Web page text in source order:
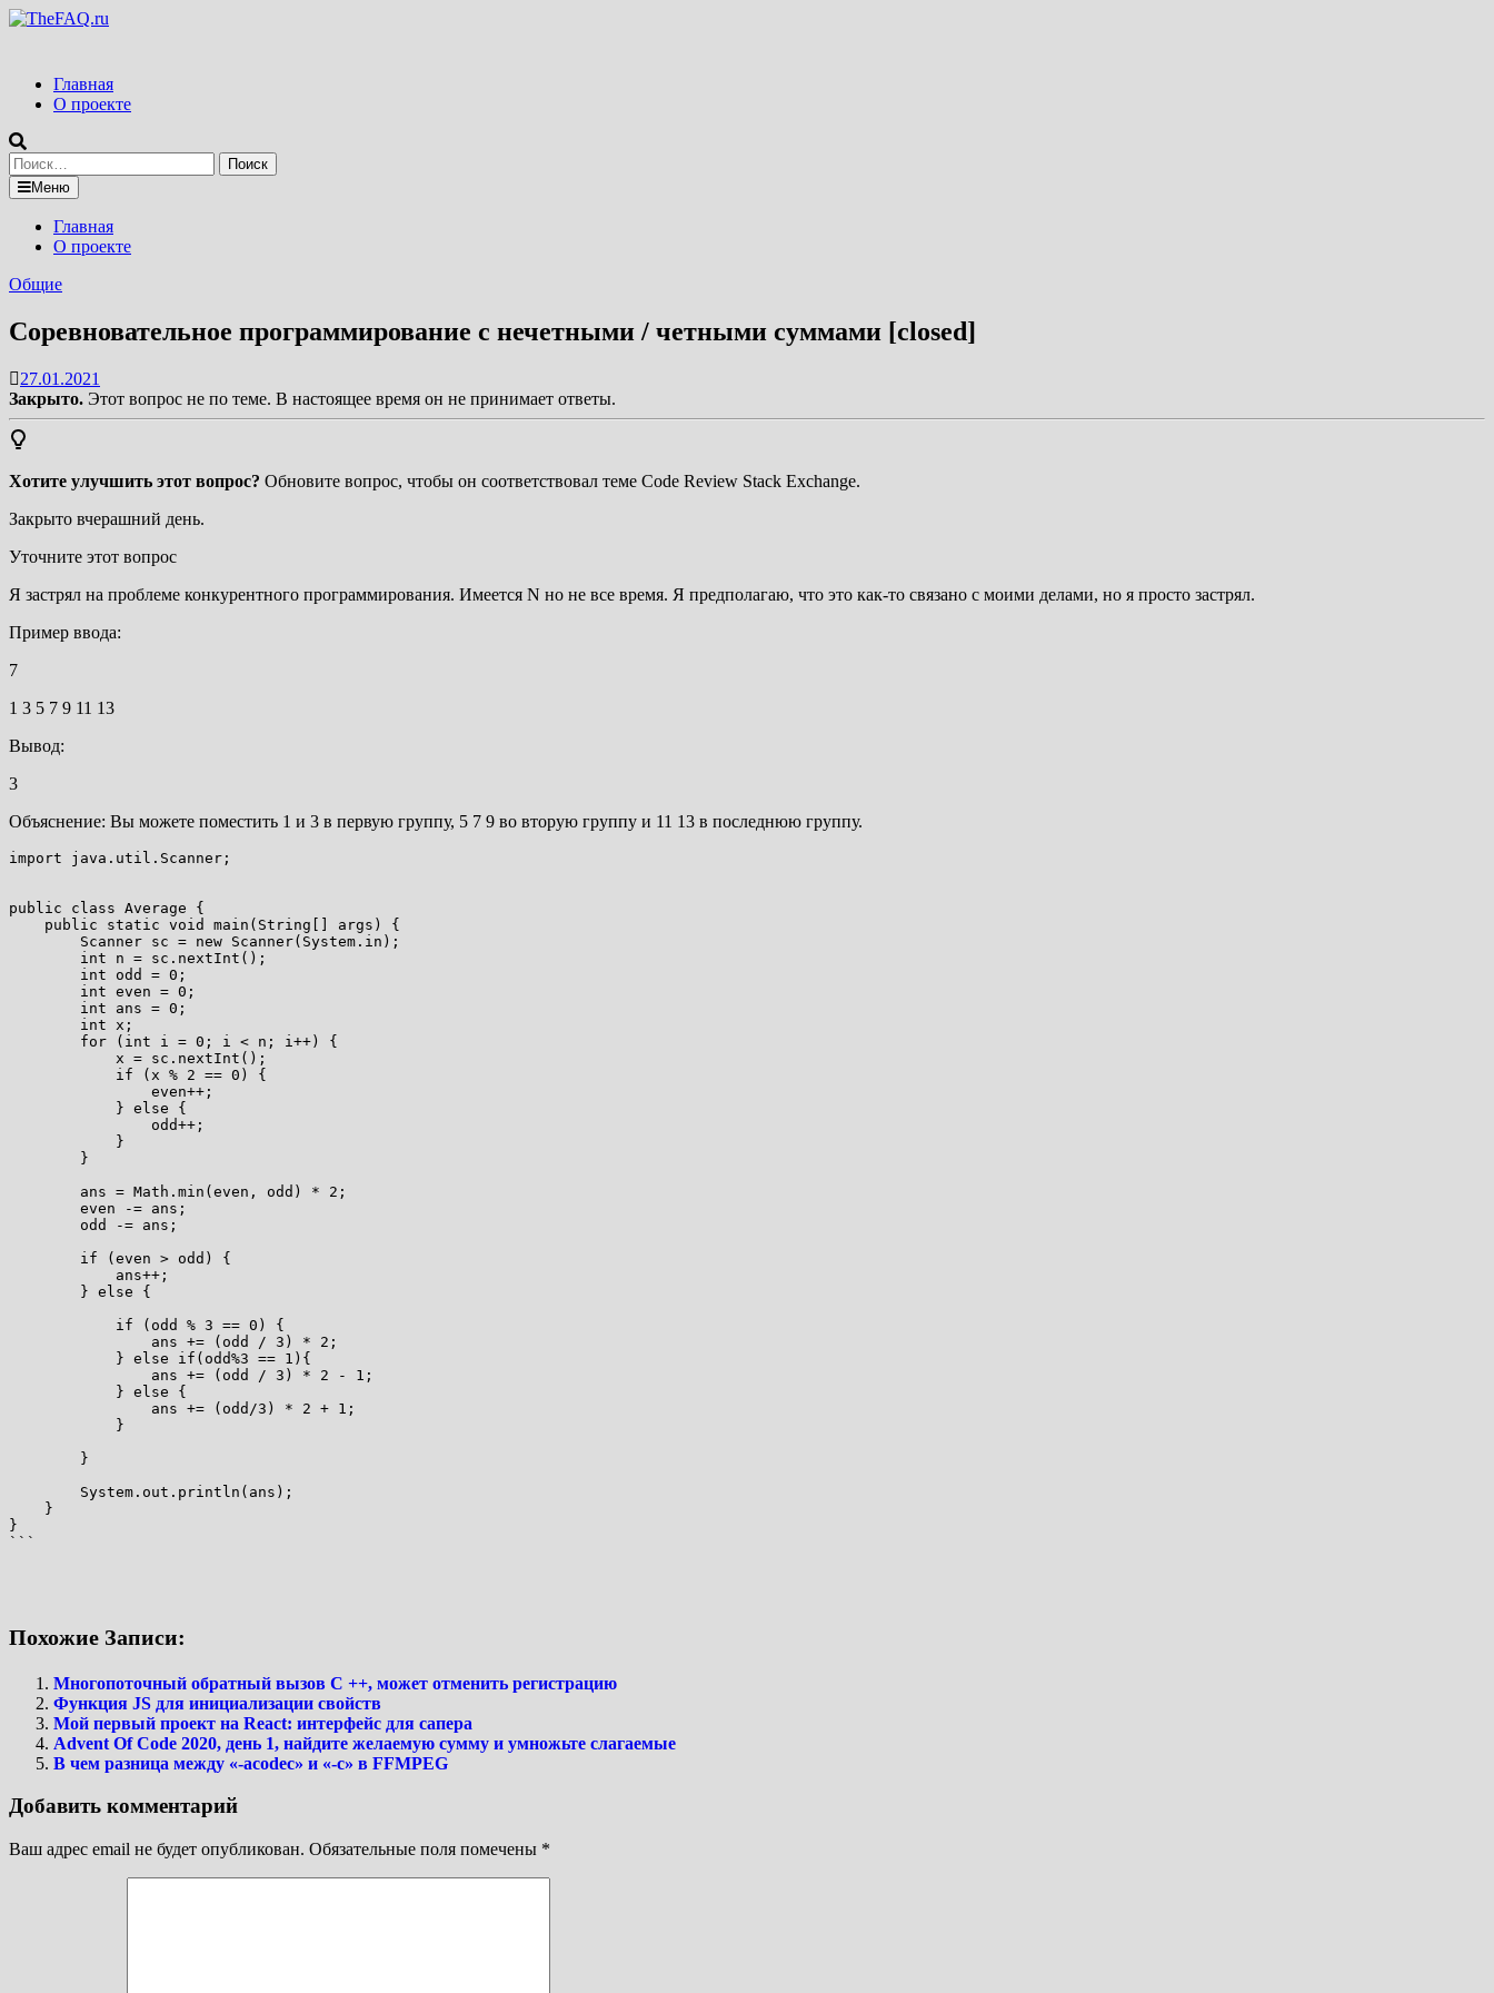
Перейти
Главная
О проекте
Найти:
Меню
Главная
О проекте
Общие
Соревновательное программирование с нечетными / четными суммами [closed]
27.01.2021
Закрыто. Этот вопрос не по теме. В настоящее время он не принимает ответы.
Хотите улучшить этот вопрос? Обновите вопрос, чтобы он соответствовал теме Code Review Stack Exchange.
Закрыто вчерашний день.
Уточните этот вопрос
Я застрял на проблеме конкурентного программирования. Имеется N но не все время. Я предполагаю, что это как-то связано с моими делами, но я просто застрял.
Пример ввода:
7
1 3 5 7 9 11 13
Вывод:
3
Объяснение: Вы можете поместить 1 и 3 в первую группу, 5 7 9 во вторую группу и 11 13 в последнюю группу.
import java.util.Scanner;
public class Average {
    public static void main(String[] args) {
        Scanner sc = new Scanner(System.in);
        int n = sc.nextInt();
        int odd = 0;
        int even = 0;
        int ans = 0;
        int x;
        for (int i = 0; i < n; i++) {
            x = sc.nextInt();
            if (x % 2 == 0) {
                even++;
            } else {
                odd++;
            }
        }
        ans = Math.min(even, odd) * 2;
        even -= ans;
        odd -= ans;
        if (even > odd) {
            ans++;
        } else {
            if (odd % 3 == 0) {
                ans += (odd / 3) * 2;
            } else if(odd%3 == 1){
                ans += (odd / 3) * 2 - 1;
            } else {
                ans += (odd/3) * 2 + 1;
            }
        }
        System.out.println(ans);
    }
```
Похожие Записи:
Многопоточный обратный вызов C ++, может отменить регистрацию
Функция JS для инициализации свойств
Мой первый проект на React: интерфейс для сапера
Advent Of Code 2020, день 1, найдите желаемую сумму и умножьте слагаемые
В чем разница между «-acodec» и «-c» в FFMPEG
Добавить комментарий
Ваш адрес email не будет опубликован. Обязательные поля помечены *